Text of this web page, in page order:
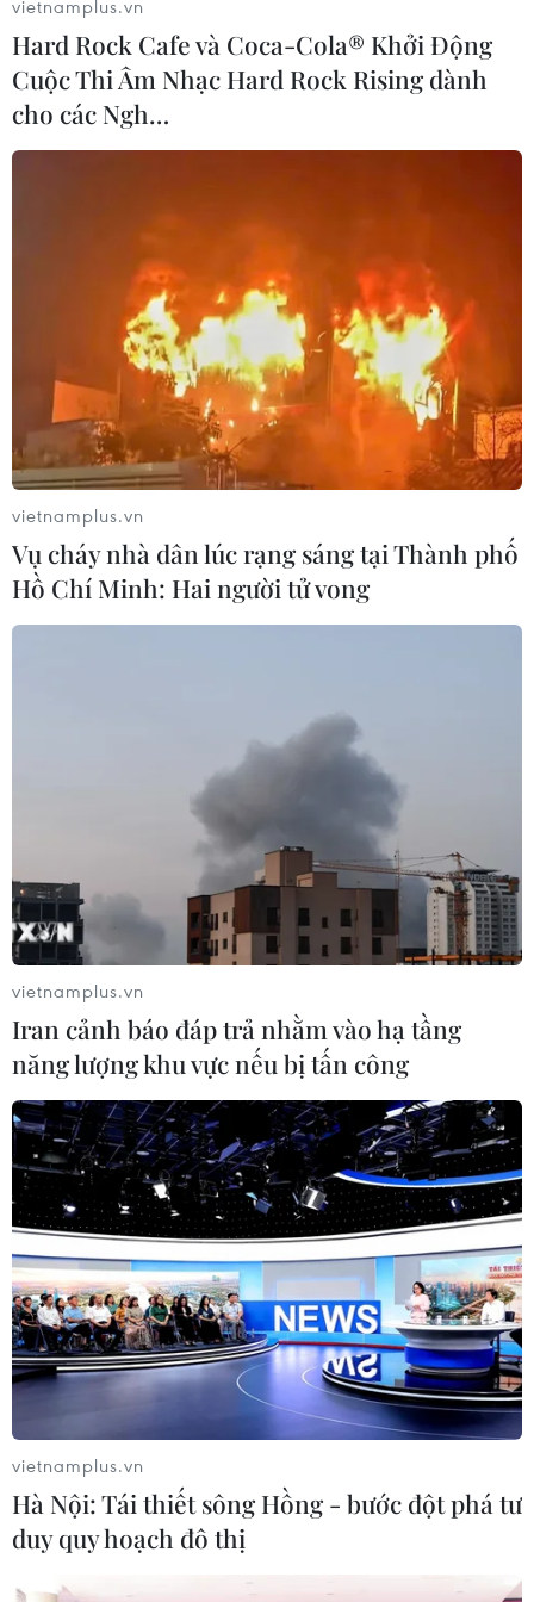
#Cấp chứng chỉ hành nghề
#Giáo viên biên chế
#Hỏa hoạn
#Cháy nhà cao tầng
#Nga và Ukraine
#Mỹ
#Filip Nguyễn
#Houthi
Khẩn trường khám nghiệm
nguyên nhân vụ cháy chợ
Biên Hòa
06/08/2026 04:37
Từ hạt nhân đến eo biển
lược mới của Iran
06/08/2026 04:36
24 năm tù cho 2 vợ chồng
tổ chức “bay lắc” tại Hà Nội
06/08/2026 03:46
Thi lại ở Tuyên Quang: Thí
sinh vẫn được xét tuyển đại
học theo nguyện vọng đã
đăng ký
05/08/2026 11:02
vietnamplus.vn
Hard Rock Cafe và Coca-Cola® Khởi Động
Cuộc Thi Âm Nhạc Hard Rock Rising dành
cho các Ngh…
vietnamplus.vn
Vụ cháy nhà dân lúc rạng sáng tại Thành phố
Hồ Chí Minh: Hai người tử vong
vietnamplus.vn
Iran cảnh báo đáp trả nhằm vào hạ tầng
năng lượng khu vực nếu bị tấn công
vietnamplus.vn
Hà Nội: Tái thiết sông Hồng - bước đột phá tư
duy quy hoạch đô thị